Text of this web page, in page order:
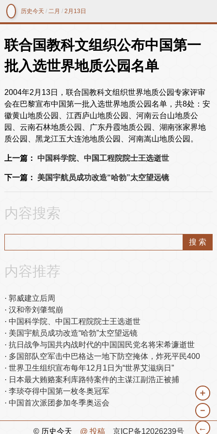
历史今天 /二月 /2月13日
联合国教科文组织公布中国第一
批入选世界地质公园名单
2004年2月13日，联合国教科文组织世界地质公园专家评审
会在巴黎宣布中国第一批入选世界地质公园名单，共8处：安
徽黄山地质公园、江西庐山地质公园、河南云台山地质公
园、云南石林地质公园、广东丹霞地质公园、湖南张家界地
质公园、黑龙江五大连池地质公园、河南嵩山地质公园。
上一篇： 中国科学院、中国工程院院士王选逝世
下一篇： 美国宇航员成功改造“哈勃”太空望远镜
内容搜索
内容推荐
郭威建立后周
汉和帝刘肇驾崩
中国科学院、中国工程院院士王选逝世
美国宇航员成功改造“哈勃”太空望远镜
抗日战争与国共内战时代的中国国民党名将宋希濂逝世
多国部队空军击中巴格达一地下防空掩体，炸死平民400
世界卫生组织宣布每年12月1日为“世界艾滋病日”
日本最大贿赂案利库路特案件的主谋江副浩正被捕
李琰夺得中国第一枚冬奥冠军
中国首次派团参加冬季奥运会
＋
－
←
© 历史今天 @ 投稿 京ICP备12026239号